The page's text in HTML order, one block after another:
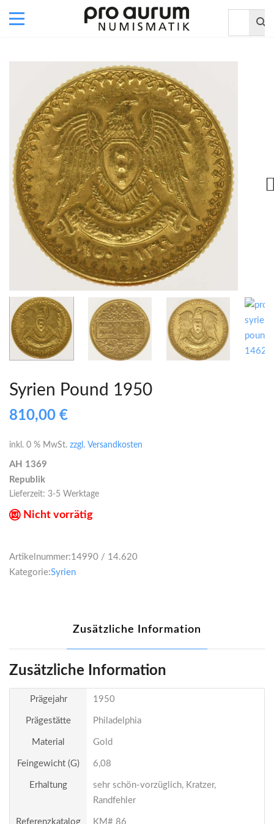
Syrien Pound 1950
810,00 €
inkl. 0 % MwSt. zzgl. Versandkosten
AH 1369
Republik
Lieferzeit: 3-5 Werktage
Nicht vorrätig
Artikelnummer:14990 / 14.620
Kategorie:Syrien
Zusätzliche Information
Zusätzliche Information
Prägejahr 1950
Prägestätte Philadelphia
Material Gold
Feingewicht (g) 6,08
Erhaltung
sehr schön-vorzüglich, Kratzer,
Randfehler
Referenzkatalog KM# 86